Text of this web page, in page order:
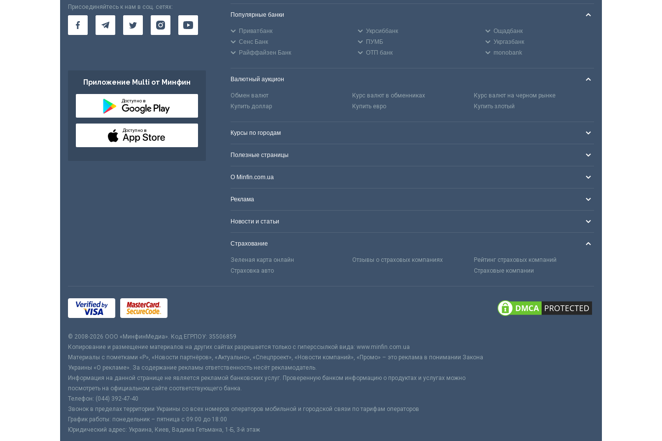
Присоединяйтесь к нам в соц. сетях:
Приложение Multi от Минфин
Доступно в
Доступно в
Популярные банки
Приватбанк Укрсиббанк
Ощадбанк
Сенс Банк
ПУМБ
Укргазбанк
Райффайзен Банк
ОТП банк monobank
Валютный аукцион
Обмен валют Курс валют в обменниках
Курс валют на черном рынке
Купить доллар
Купить евро Купить злотый
Курсы по городам
Полезные страницы
О Minfin.com.ua
Реклама
Новости и статьи
Страхование
Зеленая карта онлайн Отзывы о страховых компаниях
Рейтинг страховых компаний
Страховка авто
Страховые компании
© 2008-2026 ООО «МинфинМедиа». Код ЕГРПОУ: 35506859
Копирование и размещение материалов на других сайтах разрешается только с гиперссылкой вида: www.minfin.com.ua
Материалы с пометками «Р», «Новости партнёров», «Актуально», «Спецпроект», «Новости компаний», «Промо» – это реклама в понимании Закона
Украины «О рекламе». За содержание рекламы ответственность несёт рекламодатель.
Информация на данной странице не является рекламой банковских услуг. Проверенную банком информацию о продуктах и услугах можно
посмотреть на официальном сайте соответствующего банка.
Телефон: (044) 392-47-40
Звонок в пределах территории Украины со всех номеров операторов мобильной и городской связи по тарифам операторов
График работы: понедельник – пятница с 09:00 до 18:00
Юридический адрес: Украина, Киев, Вадима Гетьмана, 1-Б, 3-й этаж